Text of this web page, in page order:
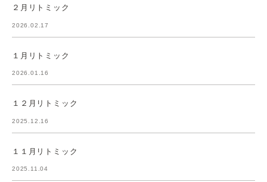
２月リトミック
2026.02.17
１月リトミック
2026.01.16
１２月リトミック
2025.12.16
１１月リトミック
2025.11.04